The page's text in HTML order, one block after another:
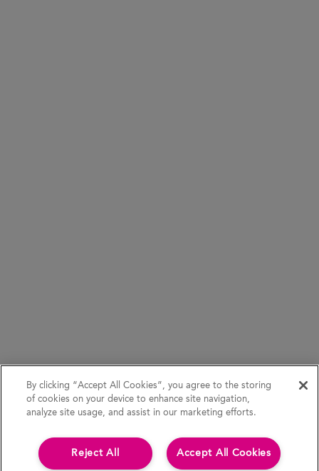
By clicking “Accept All Cookies”, you agree to the storing
of cookies on your device to enhance site navigation,
analyze site usage, and assist in our marketing efforts.
Accept All Cookies
Reject All